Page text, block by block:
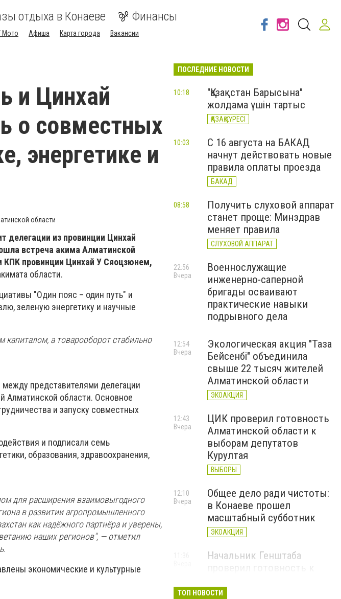
отдыха в Конаеве Финансы
Мото Афиша Карта города Вакансии
и Цинхай
о совместных
энергетике и
области
делегации из провинции Цинхай
встреча акима Алматинской
КПК провинции Цинхай У Сяоцзюнем,
области.
"Один пояс – один путь" и
зеленую энергетику и научные
капиталом, а товарооборот стабильно
представителями делегации
Алматинской области. Основное
и запуску совместных
и подписали семь
образования, здравоохранения,
для расширения взаимовыгодного
в развитии агропромышленного
как надёжного партнёра и уверены,
наших регионов", — отметил
экономические и культурные
ПОСЛЕДНИЕ НОВОСТИ
"Қазақстан Барысына"
жолдама үшін тартыс
ҚАЗАҚ КҮРЕСІ
10:18
С 16 августа на БАКАД
начнут действовать новые
правила оплаты проезда
БАКАД
10:03
Получить слуховой аппарат
станет проще: Минздрав
меняет правила
СЛУХОВОЙ АППАРАТ
08:58
Военнослужащие
инженерно-саперной
бригады осваивают
практические навыки
подрывного дела
22:56
Вчера
Экологическая акция "Таза
Бейсенбі" объединила
свыше 22 тысяч жителей
Алматинской области
ЭКОАКЦИЯ
12:54
Вчера
ЦИК проверил готовность
Алматинской области к
выборам депутатов
Курултая
ВЫБОРЫ
12:43
Вчера
Общее дело ради чистоты:
в Конаеве прошел
масштабный субботник
ЭКОАКЦИЯ
12:10
Вчера
Начальник Генштаба
Сил специальных операций
ТОП НОВОСТИ